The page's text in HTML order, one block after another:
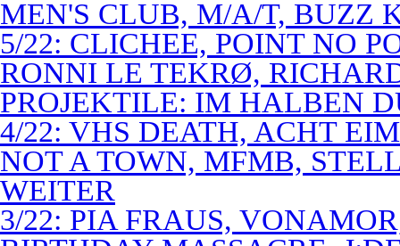
MEN'S CLUB, M/A/T, BUZZ
5/22: CLICHEE, POINT NO
RONNI LE TEKRØ,
PROJEKTILE: IM HALBEN
4/22: VHS DEATH, ACHT
NOT A TOWN, MFMB,
WEITER
3/22: PIA FRAUS,